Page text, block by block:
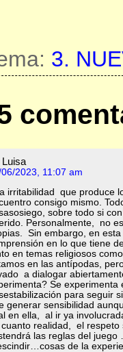
3.
Luisa
06/2023, 11:07 am
irritabilidad que produce
consigo mismo.
sobre todo si
Personalmente, no
Sin embargo, en
en lo que tiene
en temas religiosos
en las antípodas,
a dialogar
Se experimenta
para seguir
generar sensibilidad
en ella, al ir ya
realidad, el respeto
las reglas del
de la